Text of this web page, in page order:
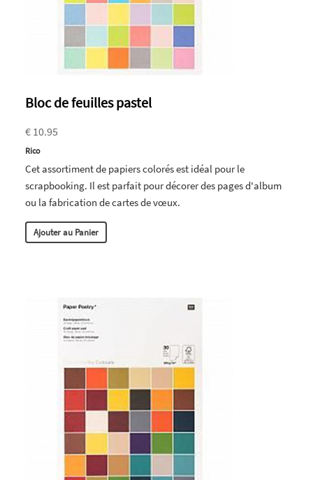
Bloc de feuilles pastel
€ 10.95
Rico
Cet assortiment de papiers colorés est idéal pour le
scrapbooking. Il est parfait pour décorer des pages d'album
ou la fabrication de cartes de vœux.
Ajouter au Panier